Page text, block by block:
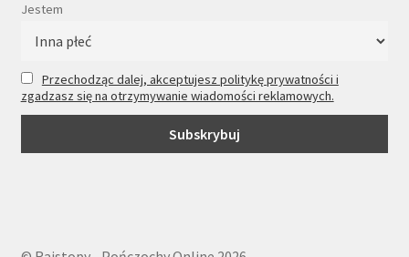
Jestem
Przechodząc dalej, akceptujesz politykę prywatności i
zgadzasz się na otrzymywanie wiadomości reklamowych.